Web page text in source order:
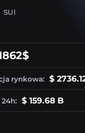
SUI
rynkowa: $
$ 159.68 B